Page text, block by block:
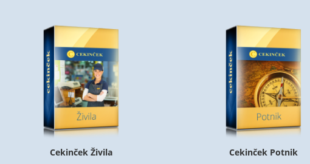
Cekinček Živila
Cekinček Potnik